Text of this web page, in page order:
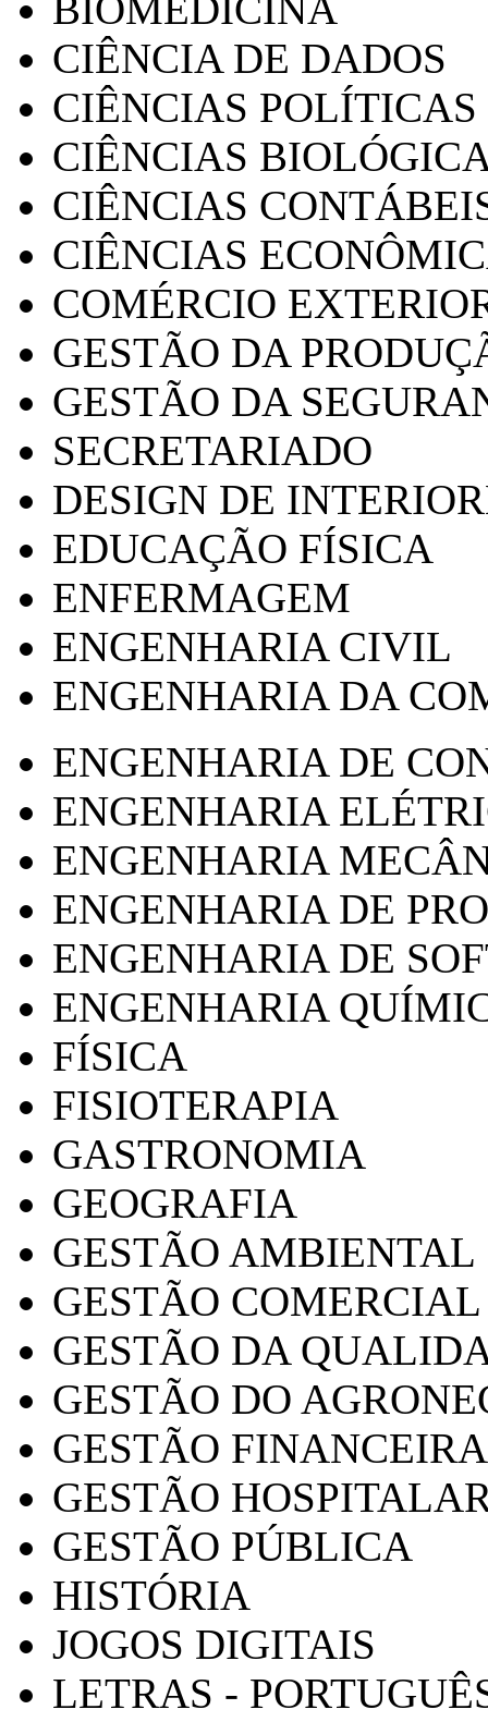
CIÊNCIA DE DADOS
CIÊNCIAS POLÍTICAS
CIÊNCIAS
CIÊNCIAS
CIÊNCIAS
COMÉRCIO
GESTÃO DA
GESTÃO DA
SECRETARIADO
DESIGN DE
EDUCAÇÃO FÍSICA
ENFERMAGEM
ENGENHARIA CIVIL
ENGENHARIA DA
ENGENHARIA DE
ENGENHARIA
ENGENHARIA
ENGENHARIA DE
ENGENHARIA DE
ENGENHARIA
FÍSICA
FISIOTERAPIA
GASTRONOMIA
GEOGRAFIA
GESTÃO AMBIENTAL
GESTÃO COMERCIAL
GESTÃO DA
GESTÃO DO
GESTÃO FINANCEIRA
GESTÃO
GESTÃO PÚBLICA
HISTÓRIA
JOGOS DIGITAIS
LETRAS -